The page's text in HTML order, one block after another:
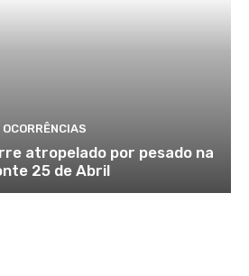
OCORRÊNCIAS
atropelado por pesado na
25 de Abril